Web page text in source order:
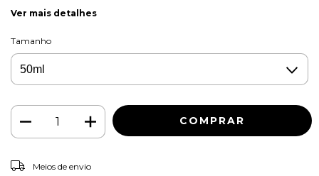
Ver mais detalhes
Tamanho
Entregas para o CEP:
Meios de envio